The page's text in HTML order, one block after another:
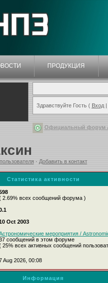
ПРОДУКЦИЯ
Здравствуйте Гость ( Вход|
Официальный форум
· Добавить в контакт
Статистика активности
2.69% всех сообщений форума )
Oct 2003
мероприятия /
сообщений в этом форуме
25% всех активных сообщений
Aug 2026, 00:08
Информация